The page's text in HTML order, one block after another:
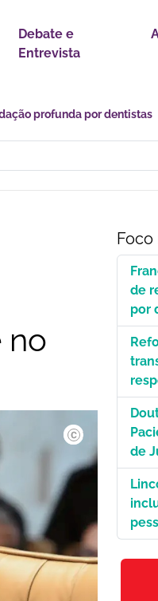
Debate e
Entrevista
e novas
no
©Carlos Moura./
Foco
de
por
de